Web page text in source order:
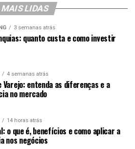
MAIS LIDAS
3 semanas atrás
quanto custa e como investir
4 semanas atrás
Varejo: entenda as diferenças e a
no mercado
14 horas atrás
o que é, benefícios e como aplicar a
nos negócios